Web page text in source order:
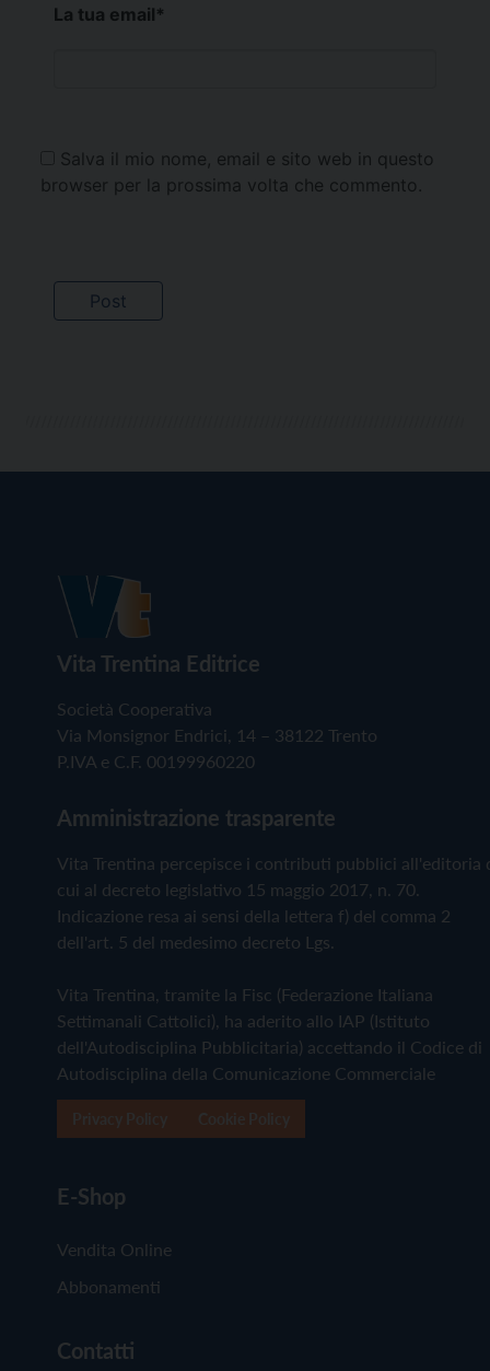
La tua email*
Salva il mio nome, email e sito web in questo
browser per la prossima volta che commento.
Vita Trentina Editrice
Società Cooperativa
Via Monsignor Endrici, 14 – 38122 Trento
P.IVA e C.F. 00199960220
Amministrazione trasparente
Vita Trentina percepisce i contributi pubblici all'editoria
cui al decreto legislativo 15 maggio 2017, n. 70.
Indicazione resa ai sensi della lettera f) del comma 2
dell'art. 5 del medesimo decreto Lgs.
Vita Trentina, tramite la Fisc (Federazione Italiana
Settimanali Cattolici), ha aderito allo IAP (Istituto
dell'Autodisciplina Pubblicitaria) accettando il Codice di
Autodisciplina della Comunicazione Commerciale
E-Shop
Vendita Online
Abbonamenti
Contatti